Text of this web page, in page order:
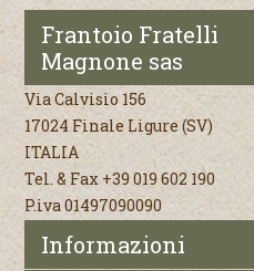
Frantoio Fratelli
Magnone sas
Via Calvisio 156
17024 Finale Ligure (SV)
ITALIA
Tel. & Fax +39 019 602 190
P.iva 01497090090
Informazioni